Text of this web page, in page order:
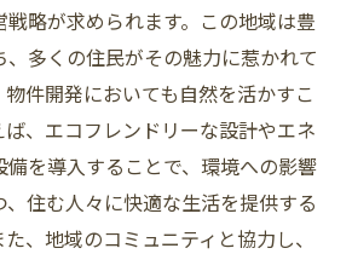
戦略が求められます。この地域は豊
多くの住民がその魅力に惹かれて
件開発においても自然を活かすこ
ば、エコフレンドリーな設計やエネ
を導入することで、環境への影響
住む人々に快適な生活を提供する
、地域のコミュニティと協力し、